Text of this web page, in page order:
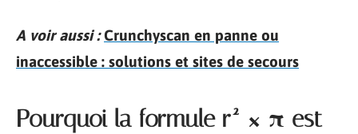
A voir aussi : Crunchyscan en panne ou
inaccessible : solutions et sites de secours
Pourquoi la formule r² × π est